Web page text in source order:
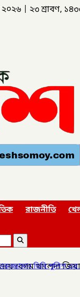
২৩ শ্রাবণ,
রাজনীতি
আটক,✦কালীগঞ্জ
বেগম খালেদা